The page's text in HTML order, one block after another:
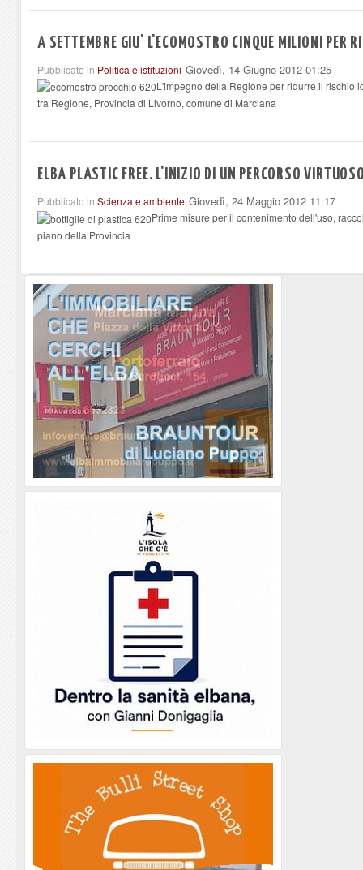
A SETTEMBRE GIU' L'ECOMOSTRO CINQUE MILIONI PER
Pubblicato in Politica e istituzioni Giovedì, 14 Giugno 2012 01:25
L'impegno della Regione per ridurre il rischio
tra Regione, Provincia di Livorno, comune di Marciana
ELBA PLASTIC FREE. L'INIZIO DI UN PERCORSO
Pubblicato in Scienza e ambiente Giovedì, 24 Maggio 2012 11:17
Prime misure per il contenimento dell'uso,
piano della Provincia